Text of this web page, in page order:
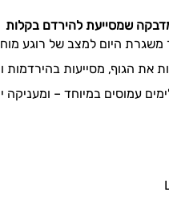
שמסייעת להירדם בקלות
את הגוף, מסייעות בהירדמות
עמוסים במיוחד – ומעניקה